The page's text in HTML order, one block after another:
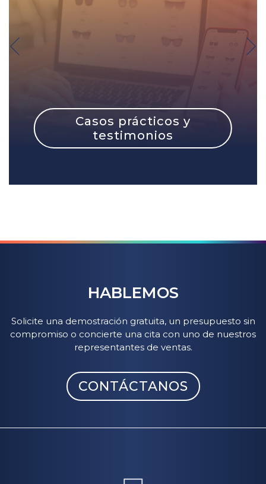
Casos prácticos y
testimonios
HABLEMOS
Solicite una demostración gratuita, un presupuesto sin
compromiso o concierte una cita con uno de nuestros
representantes de ventas.
CONTÁCTANOS